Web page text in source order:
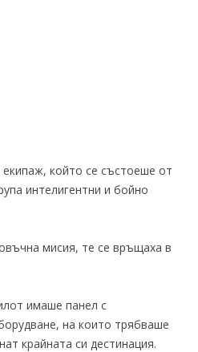
който се състоеше от
интелигентни и бойно
мисия, те се връщаха в
имаше панел с
на които трябваше
крайната си дестинация.